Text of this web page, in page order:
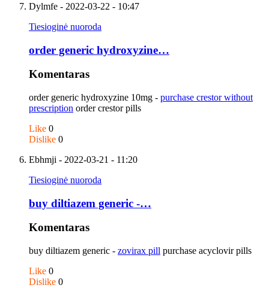
Dylmfe - 2022-03-22 - 10:47
Tiesioginė nuoroda
order generic hydroxyzine…
Komentaras
order generic hydroxyzine 10mg - purchase crestor without
prescription order crestor pills
Like 0
Dislike 0
Ebhmji - 2022-03-21 - 11:20
Tiesioginė nuoroda
buy diltiazem generic -…
Komentaras
buy diltiazem generic - zovirax pill purchase acyclovir pills
Like 0
Dislike 0